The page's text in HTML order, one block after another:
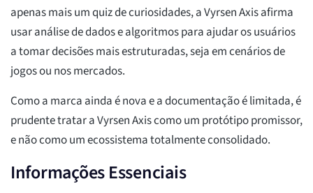
apenas mais um quiz de curiosidades, a Vyrsen Axis afirma
usar análise de dados e algoritmos para ajudar os usuários
a tomar decisões mais estruturadas, seja em cenários de
jogos ou nos mercados.
Como a marca ainda é nova e a documentação é limitada, é
prudente tratar a Vyrsen Axis como um protótipo promissor,
e não como um ecossistema totalmente consolidado.
Informações Essenciais